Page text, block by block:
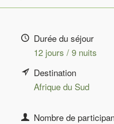
Durée du séjour
12 jours / 9 nuits
Destination
Afrique du Sud
Nombre de